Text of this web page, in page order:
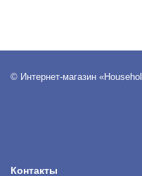
© Интернет-магазин
Контакты